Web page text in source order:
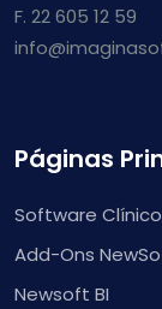
F. 22 605 12 59
Páginas
Software
Add-Ons
Newsoft BI